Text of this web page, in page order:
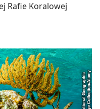
Rafie Koralowej